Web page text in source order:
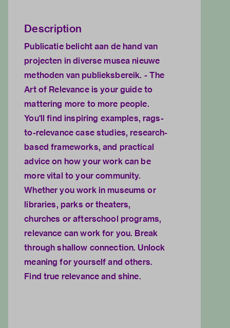
Description
Publicatie belicht aan de hand van
projecten in diverse musea nieuwe
methoden van publieksbereik. - The
Art of Relevance is your guide to
mattering more to more people.
You'll find inspiring examples, rags-
to-relevance case studies, research-
based frameworks, and practical
advice on how your work can be
more vital to your community.
Whether you work in museums or
libraries, parks or theaters,
churches or afterschool programs,
relevance can work for you. Break
through shallow connection. Unlock
meaning for yourself and others.
Find true relevance and shine.